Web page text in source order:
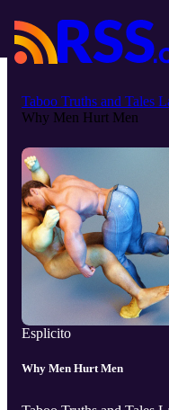
Taboo Truths and Tales
Why Men Hurt Men
Esplicito
Why Men Hurt Men